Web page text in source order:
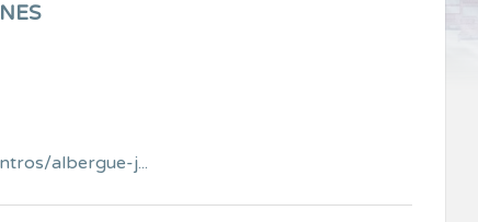
albergue-j...